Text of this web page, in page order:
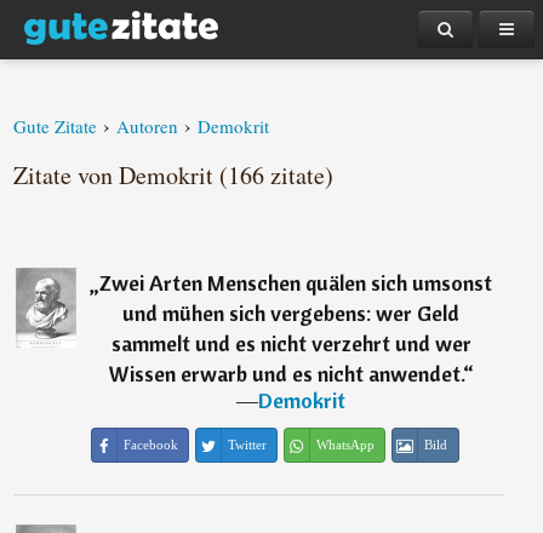
Gute Zitate › Autoren › Demokrit
Zitate von Demokrit (166 zitate)
„Zwei Arten Menschen quälen sich umsonst
und mühen sich vergebens: wer Geld
sammelt und es nicht verzehrt und wer
Wissen erwarb und es nicht anwendet.“
―Demokrit
Facebook Twitter WhatsApp Bild